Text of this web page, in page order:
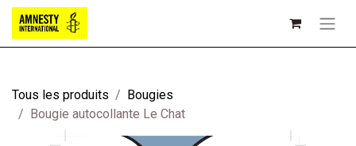
Tous les produits
Bougies
Bougie autocollante Le Chat